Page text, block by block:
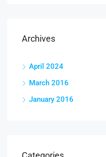
Archives
April 2024
March 2016
January 2016